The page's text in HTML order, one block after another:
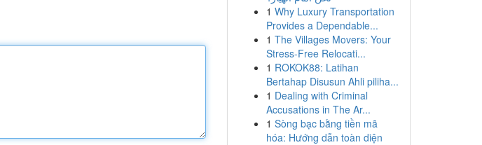
1 Why Luxury Transportation
Provides a Dependable...
1 The Villages Movers: Your
Stress-Free Relocati...
1 ROKOK88: Latihan
Bertahap Disusun Ahli piliha...
1 Dealing with Criminal
Accusations in The Ar...
1 Sòng bạc bằng tiền mã
hóa: Hướng dẫn toàn diện